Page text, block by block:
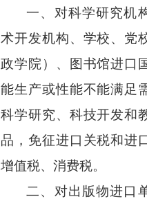
一、对科学研究机
术开发机构、学校、党
政学院）、图书馆进口
能生产或性能不能满足
科学研究、科技开发和
品，免征进口关税和进
增值税、消费税。
二、对出版物进口